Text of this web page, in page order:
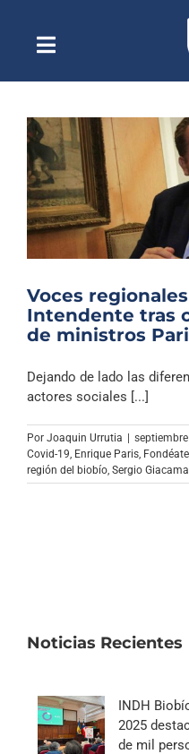
contenidoToggle
Navigation
Escuchar
Voces
Intendente tras
de ministros
Dejando de lado las
actores sociales [...]
Por Joaquin Urrutia |
Covid-19 Enrique Paris
región del biobío Sergio
Noticias Recientes
INDH
2025
de mil